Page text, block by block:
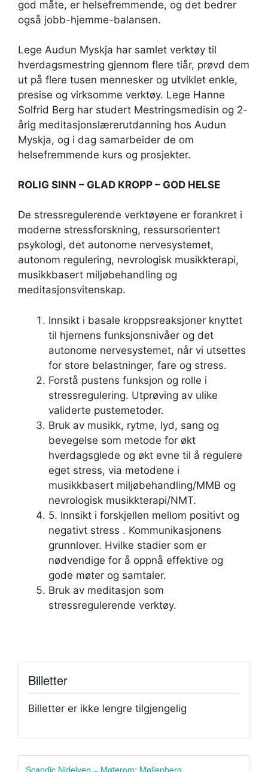
god måte, er helsefremmende, og det bedrer
også jobb-hjemme-balansen.
Lege Audun Myskja har samlet verktøy til
hverdagsmestring gjennom flere tiår, prøvd dem
ut på flere tusen mennesker og utviklet enkle,
presise og virksomme verktøy. Lege Hanne
Solfrid Berg har studert Mestringsmedisin og 2-
årig meditasjonslærerutdanning hos Audun
Myskja, og i dag samarbeider de om
helsefremmende kurs og prosjekter.
ROLIG SINN – GLAD KROPP – GOD HELSE
De stressregulerende verktøyene er forankret i
moderne stressforskning, ressursorientert
psykologi, det autonome nervesystemet,
autonom regulering, nevrologisk musikkterapi,
musikkbasert miljøbehandling og
meditasjonsvitenskap.
Innsikt i basale kroppsreaksjoner knyttet
til hjernens funksjonsnivåer og det
autonome nervesystemet, når vi utsettes
for store belastninger, fare og stress.
Forstå pustens funksjon og rolle i
stressregulering. Utprøving av ulike
validerte pustemetoder.
Bruk av musikk, rytme, lyd, sang og
bevegelse som metode for økt
hverdagsglede og økt evne til å regulere
eget stress, via metodene i
musikkbasert miljøbehandling/MMB og
nevrologisk musikkterapi/NMT.
5. Innsikt i forskjellen mellom positivt og
negativt stress . Kommunikasjonens
grunnlover. Hvilke stadier som er
nødvendige for å oppnå effektive og
gode møter og samtaler.
Bruk av meditasjon som
stressregulerende verktøy.
Billetter
Billetter er ikke lengre tilgjengelig
Scandic Nidelven – Møterom: Møllenberg